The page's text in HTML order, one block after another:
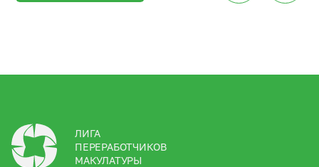
ЛИГА
ПЕРЕРАБОТЧИКОВ
МАКУЛАТУРЫ